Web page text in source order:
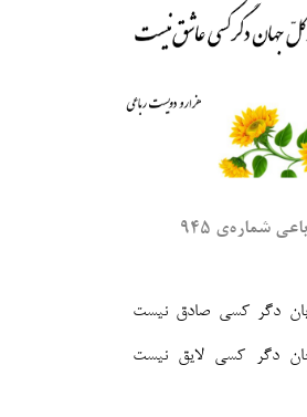
شماره‌ی ۹۴۵
دگر کسی صادق نیست